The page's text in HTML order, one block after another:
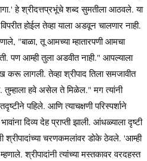
हे श्रीदत्तप्रभूंचे शब्द सुमतीला आठवले. या
होईल तेव्हा याला अडवून चालणार नाही.
"बाळा, तू आमच्या म्हातारपणी आमचा
पण आम्ही तुला अडवीत नाही." आपल्याला
करू लागली. तेव्हा श्रीपाद तिला समजावीत
तुम्हाला हवे असेल ते मिळेल." मग त्यांनी
पहिले. आणि त्याचक्षणी परिस्पर्शाने
दिव्य देह प्राप्ती झाली. आंधळ्याला दृष्टी
श्रीपादांच्या चरणकमलांवर डोके ठेवले. 'आम्ही
श्रीपादांनी त्यांच्या मस्तकावर वरदहस्त